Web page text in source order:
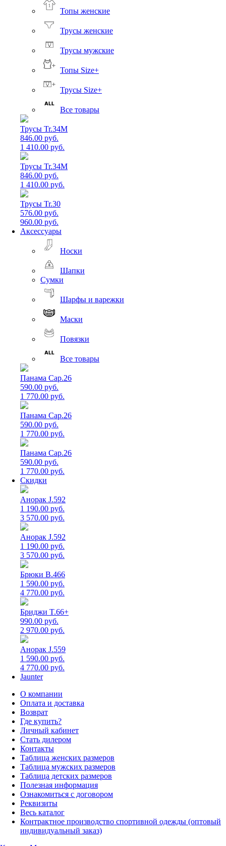
Топы женские
Трусы женские
Трусы мужские
Топы Size+
Трусы Size+
Все товары
Трусы Tr.34M
846.00 руб.
1 410.00 руб.
Трусы Tr.34M
846.00 руб.
1 410.00 руб.
Трусы Tr.30
576.00 руб.
960.00 руб.
Аксессуары
Носки
Шапки
Сумки
Шарфы и варежки
Маски
Повязки
Все товары
Панама Cap.26
590.00 руб.
1 770.00 руб.
Панама Cap.26
590.00 руб.
1 770.00 руб.
Панама Cap.26
590.00 руб.
1 770.00 руб.
Скидки
Анорак J.592
1 190.00 руб.
3 570.00 руб.
Анорак J.592
1 190.00 руб.
3 570.00 руб.
Брюки B.466
1 590.00 руб.
4 770.00 руб.
Бриджи T.66+
990.00 руб.
2 970.00 руб.
Анорак J.559
1 590.00 руб.
4 770.00 руб.
Jaunter
О компании
Оплата и доставка
Возврат
Где купить?
Личный кабинет
Стать дилером
Контакты
Таблица женских размеров
Таблица мужских размеров
Таблица детских размеров
Полезная информация
Ознакомиться с договором
Реквизиты
Весь каталог
Контрактное производство спортивной одежды (оптовый
индивидуальный заказ)